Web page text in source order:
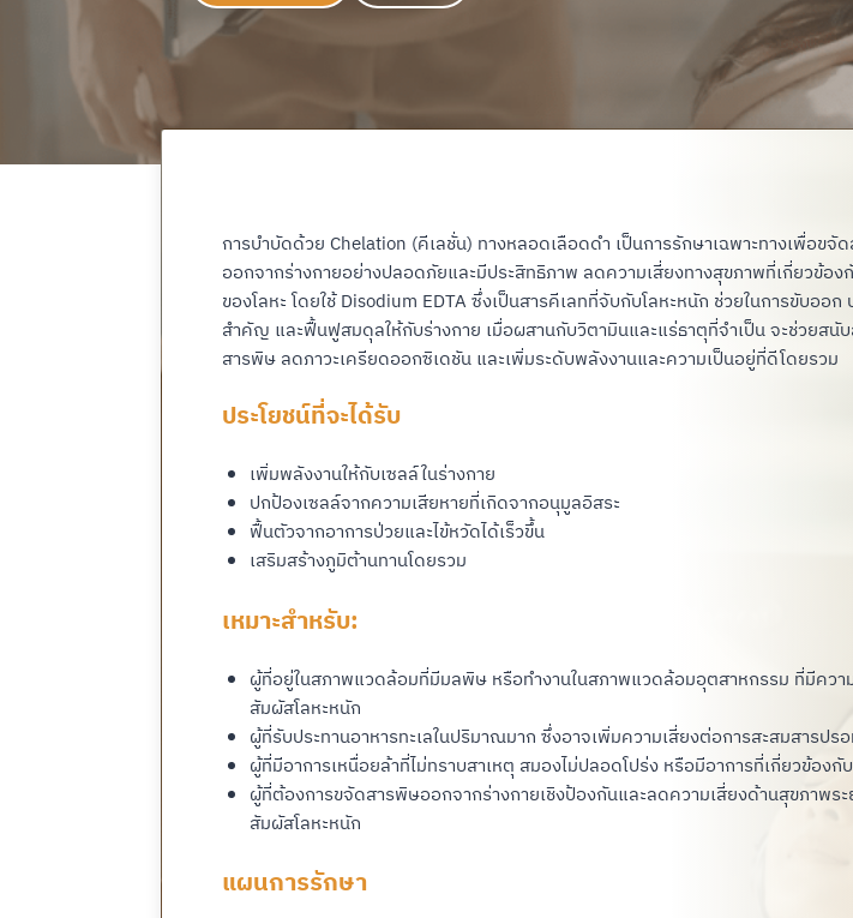
การบำบัดด้วย Chelation (คีเลชั่น) ทางหลอดเลือดดำ เป็นการรักษาเฉพาะทางเพื่อขจัด
ออกจากร่างกายอย่างปลอดภัยและมีประสิทธิภาพ ลดความเสี่ยงทางสุขภาพที่เกี่ยวข้อง
ของโลหะ โดยใช้ Disodium EDTA ซึ่งเป็นสารคีเลทที่จับกับโลหะหนัก ช่วยในการขับออก
สำคัญ และฟื้นฟูสมดุลให้กับร่างกาย เมื่อผสานกับวิตามินและแร่ธาตุที่จำเป็น จะช่วยสนั
สารพิษ ลดภาวะเครียดออกซิเดชัน และเพิ่มระดับพลังงานและความเป็นอยู่ที่ดีโดยรวม
ประโยชน์ที่จะได้รับ
เพิ่มพลังงานให้กับเซลล์ในร่างกาย
ปกป้องเซลล์จากความเสียหายที่เกิดจากอนุมูลอิสระ
ฟื้นตัวจากอาการป่วยและไข้หวัดได้เร็วขึ้น
เสริมสร้างภูมิต้านทานโดยรวม
เหมาะสำหรับ:
ผู้ที่อยู่ในสภาพแวดล้อมที่มีมลพิษ หรือทำงานในสภาพแวดล้อมอุตสาหกรรม ที่มีควา
สัมผัสโลหะหนัก
ผู้ที่รับประทานอาหารทะเลในปริมาณมาก ซึ่งอาจเพิ่มความเสี่ยงต่อการสะสมสารปร
ผู้ที่มีอาการเหนื่อยล้าที่ไม่ทราบสาเหตุ สมองไม่ปลอดโปร่ง หรือมีอาการที่เกี่ยวข้องกั
ผู้ที่ต้องการขจัดสารพิษออกจากร่างกายเชิงป้องกันและลดความเสี่ยงด้านสุขภาพระ
สัมผัสโลหะหนัก
แผนการรักษา